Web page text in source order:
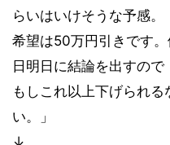
らいはいけそうな予感。
希望は50万円引きです
日明日に結論を出すので
もしこれ以上下げられ
い。」